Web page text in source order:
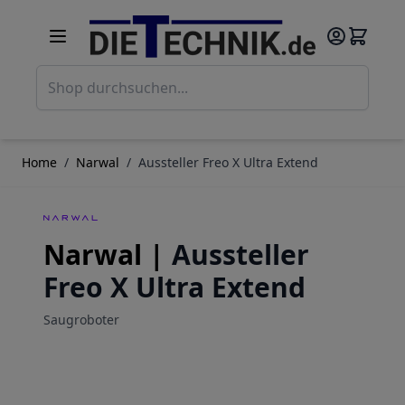
Home / Narwal / Aussteller Freo X Ultra Extend
Narwal | Aussteller
Freo X Ultra Extend
Saugroboter